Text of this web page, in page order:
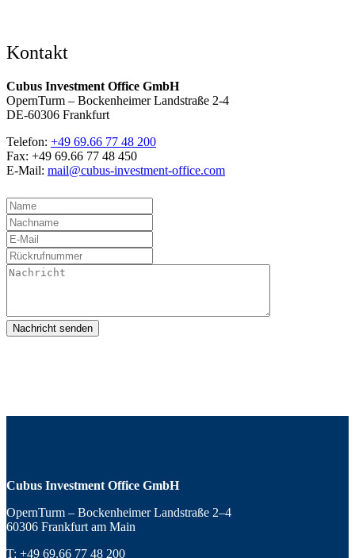
Kontakt
Cubus Investment Office GmbH
OpernTurm – Bockenheimer Landstraße 2-4
DE-60306 Frankfurt
Telefon: +49 69.66 77 48 200
Fax: +49 69.66 77 48 450
E-Mail: mail@cubus-investment-office.com
Cubus Investment Office GmbH
OpernTurm – Bockenheimer Landstraße 2–4
60306 Frankfurt am Main
T: +49 69.66 77 48 200